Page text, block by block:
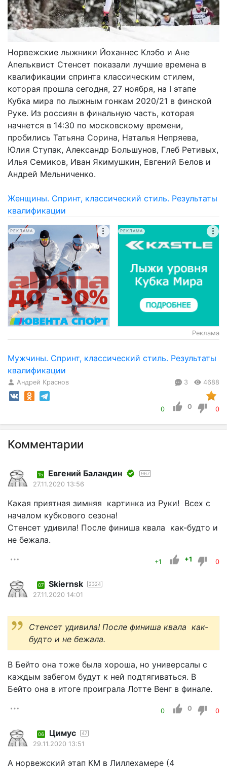
Норвежские лыжники Йоханнес Клэбо и Ане
Апельквист Стенсет показали лучшие времена в
квалификации спринта классическим стилем,
которая прошла сегодня, 27 ноября, на I этапе
Кубка мира по лыжным гонкам 2020/21 в финской
Руке. Из россиян в финальную часть, которая
начнется в 14:30 по московскому времени,
пробились Татьяна Сорина, Наталья Непряева,
Юлия Ступак, Александр Большунов, Глеб Ретивых,
Илья Семиков, Иван Якимушкин, Евгений Белов и
Андрей Мельниченко.
Женщины. Спринт, классический стиль. Результаты
квалификации
РЕКЛАМА РЕКЛАМА
Реклама
Мужчины. Спринт, классический стиль. Результаты
квалификации
Андрей Краснов 3 4688
0 0 0
Комментарии
15 Евгений Баландин 967
27.11.2020 13:56
Какая приятная зимняя картинка из Руки! Всех с
началом кубкового сезона!
Стенсет удивила! После финиша квала как-будто и
не бежала.
+1 +1 0
07 Skiernsk 2324
27.11.2020 14:01
Стенсет удивила! После финиша квала как-
будто и не бежала.
В Бейто она тоже была хороша, но универсалы с
каждым забегом будут к ней подтягиваться. В
Бейто она в итоге проиграла Лотте Венг в финале.
0 0 0
06 Цимус 47
29.11.2020 13:51
А норвежский этап КМ в Лиллехамере (4